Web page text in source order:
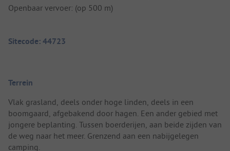
Openbaar vervoer: (op 500 m)
Sitecode: 44723
Terrein
Vlak grasland, deels onder hoge linden, deels in een
boomgaard, afgebakend door hagen. Een ander gebied met
jongere beplanting. Tussen boerderijen, aan beide zijden van
de weg naar het meer. Grenzend aan een nabijgelegen
camping.